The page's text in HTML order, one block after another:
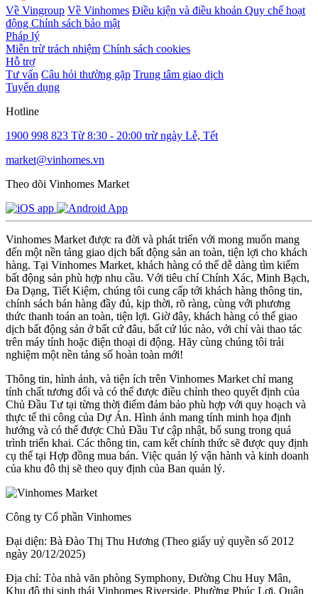
Về Vingroup Về Vinhomes Điều kiện và điều khoản Quy chế hoạt
động Chính sách bảo mật
Pháp lý
Miễn trừ trách nhiệm Chính sách cookies
Hỗ trợ
Tư vấn Câu hỏi thường gặp Trung tâm giao dịch
Tuyển dụng
Hotline
1900 998 823 Từ 8:30 - 20:00 trừ ngày Lễ, Tết
market@vinhomes.vn
Theo dõi Vinhomes Market
Vinhomes Market được ra đời và phát triển với mong muốn mang
đến một nền tảng giao dịch bất động sản an toàn, tiện lợi cho khách
hàng. Tại Vinhomes Market, khách hàng có thể dễ dàng tìm kiếm
bất động sản phù hợp nhu cầu. Với tiêu chí Chính Xác, Minh Bạch,
Đa Dạng, Tiết Kiệm, chúng tôi cung cấp tới khách hàng thông tin,
chính sách bán hàng đầy đủ, kịp thời, rõ ràng, cùng với phương
thức thanh toán an toàn, tiện lợi. Giờ đây, khách hàng có thể giao
dịch bất động sản ở bất cứ đâu, bất cứ lúc nào, với chỉ vài thao tác
trên máy tính hoặc điện thoại di động. Hãy cùng chúng tôi trải
nghiệm một nền tảng số hoàn toàn mới!
Thông tin, hình ảnh, và tiện ích trên Vinhomes Market chỉ mang
tính chất tương đối và có thể được điều chỉnh theo quyết định của
Chủ Đầu Tư tại từng thời điểm đảm bảo phù hợp với quy hoạch và
thực tế thi công của Dự Án. Hình ảnh mang tính minh họa định
hướng và có thể được Chủ Đầu Tư cập nhật, bổ sung trong quá
trình triển khai. Các thông tin, cam kết chính thức sẽ được quy định
cụ thể tại Hợp đồng mua bán. Việc quản lý vận hành và kinh doanh
của khu đô thị sẽ theo quy định của Ban quản lý.
Công ty Cổ phần Vinhomes
Đại diện: Bà Đào Thị Thu Hương (Theo giấy uỷ quyền số 2012
ngày 20/12/2025)
Địa chỉ: Tòa nhà văn phòng Symphony, Đường Chu Huy Mân,
Khu đô thị sinh thái Vinhomes Riverside, Phường Phúc Lợi, Quận